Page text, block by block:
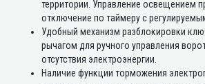
территории. Управление освещением
отключение по таймеру с
Удобный механизм разблокировки
рычагом для ручного управления
отсутствия электроэнергии.
Наличие функции торможения